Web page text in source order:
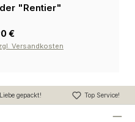
"Rentier"
€
Versandkosten
gepackt! Top Service!